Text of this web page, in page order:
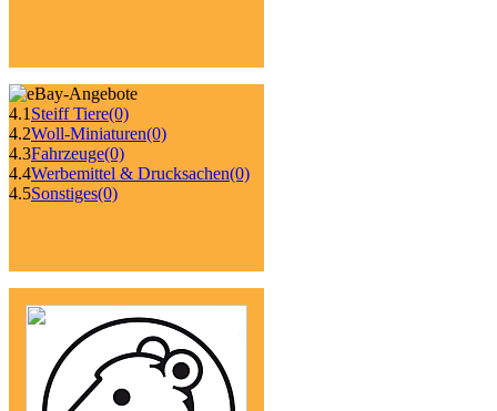
4.1 Steiff Tiere(0)
4.2Woll-Miniaturen(0)
4.3Fahrzeuge(0)
4.4Werbemittel & Drucksachen(0)
4.5Sonstiges(0)